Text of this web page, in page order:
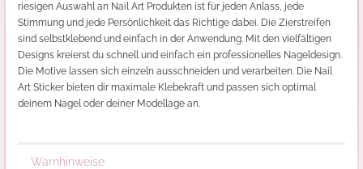
riesigen Auswahl an Nail Art Produkten ist für jeden Anlass, jede
Stimmung und jede Persönlichkeit das Richtige dabei. Die Zierstreifen
sind selbstklebend und einfach in der Anwendung. Mit den vielfältigen
Designs kreierst du schnell und einfach ein professionelles Nageldesign.
Die Motive lassen sich einzeln ausschneiden und verarbeiten. Die Nail
Art Sticker bieten dir maximale Klebekraft und passen sich optimal
deinem Nagel oder deiner Modellage an.
Warnhinweise